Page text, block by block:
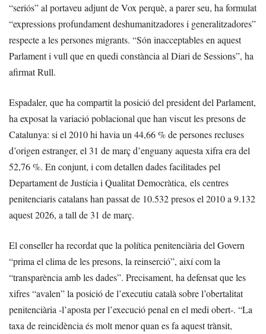
“seriós” al portaveu adjunt de Vox perquè, a parer seu, ha formulat
“expressions profundament deshumanitzadores i generalitzadores”
respecte a les persones migrants. “Són inacceptables en aquest
Parlament i vull que en quedi constància al Diari de Sessions”, ha
afirmat Rull.
Espadaler, que ha compartit la posició del president del Parlament,
ha exposat la variació poblacional que han viscut les presons de
Catalunya: si el 2010 hi havia un 44,66 % de persones recluses
d’origen estranger, el 31 de març d’enguany aquesta xifra era del
52,76 %. En conjunt, i com detallen dades facilitades pel
Departament de Justícia i Qualitat Democràtica, els centres
penitenciaris catalans han passat de 10.532 presos el 2010 a 9.132
aquest 2026, a tall de 31 de març.
El conseller ha recordat que la política penitenciària del Govern
“prima el clima de les presons, la reinserció”, així com la
“transparència amb les dades”. Precisament, ha defensat que les
xifres “avalen” la posició de l’executiu català sobre l’obertalitat
penitenciària -l’aposta per l’execució penal en el medi obert-. “La
taxa de reincidència és molt menor quan es fa aquest trànsit,